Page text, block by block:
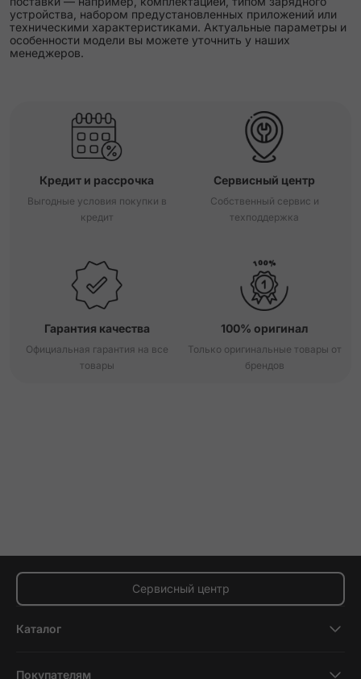
устройства, набором предустановленных приложений или
техническими характеристиками. Актуальные параметры и
особенности модели вы можете уточнить у наших
менеджеров.
Кредит и рассрочка
Выгодные условия покупки в
кредит
Сервисный центр
Собственный сервис и
техподдержка
Гарантия качества
Официальная гарантия на все
товары
100% оригинал
Только оригинальные товары от
брендов
Сервисный центр
Каталог
Покупателям